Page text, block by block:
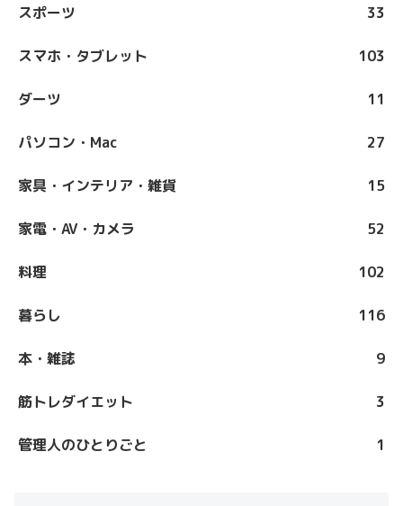
スポーツ 33
スマホ・タブレット 103
ダーツ 11
パソコン・Mac 27
家具・インテリア・雑貨 15
家電・AV・カメラ 52
料理 102
暮らし 116
本・雑誌 9
筋トレダイエット 3
管理人のひとりごと 1